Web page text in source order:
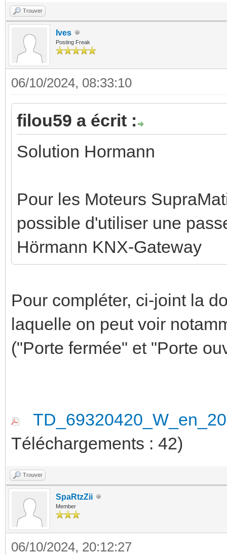
Trouver
Ives
Posting Freak
06/10/2024, 08:33:10
filou59 a écrit :
Solution Hormann
Pour les Moteurs
possible d'utiliser une
Hörmann KNX-Gateway
Pour compléter, ci-joint la
laquelle on peut voir
("Porte fermée" et "Porte
Téléchargements : 42)
Trouver
SpaRtzZii
Member
06/10/2024, 20:12:27